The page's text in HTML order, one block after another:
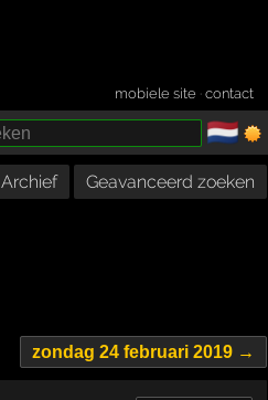
mobiele site ·contact
🇳🇱
Archief Geavanceerd zoeken
zondag 24 februari 2019 →